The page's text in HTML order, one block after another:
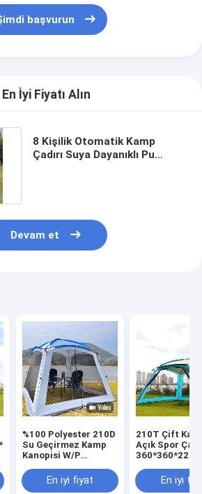
başvurun
En İyi Fiyatı Alın
8 Kişilik Otomatik Kamp
Çadırı Suya Dayanıklı Pu
Devam et
%100 Polyester 210D
Su Geçirmez Kamp
Kanopisi W/P
Çadır
En iyi fiyat
210T Çift
Açık Spor
Kişilik Çadır
En iyi